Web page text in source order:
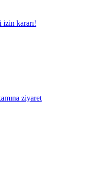
izin kararı!
ziyaret